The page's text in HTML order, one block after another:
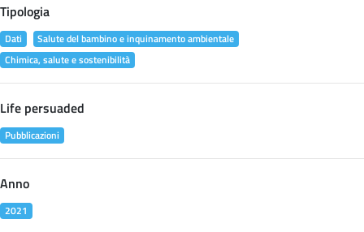
Tipologia
Dati
Salute del bambino e inquinamento ambientale
Chimica, salute e sostenibilità
Life persuaded
Pubblicazioni
Anno
2021